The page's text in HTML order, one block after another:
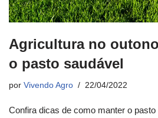
Agricultura no
o pasto saudável
por Vivendo Agro 22/04/2022
Confira dicas de como manter o